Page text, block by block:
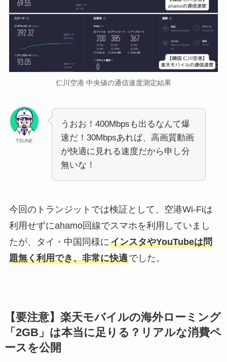
仁川空港 中央値の通信速度測定結果
TSUNE
うおお！400Mbpsも出るなんて爆
速だ！30Mbpsあれば、高画質動画
が快適に見れる速度だから申し分
無いな！
今回のトランジットでは検証として、空港Wi-Fiは
利用せずにahamo回線でスマホを利用していまし
たが、タイ・中国同様にインスタやYouTubeは問
題無く利用でき、非常に快適でした。
【要注意】楽天モバイルの海外ローミング
「2GB」は本当に足りる？リアルな消費ペ
ースを公開